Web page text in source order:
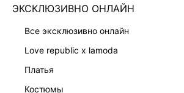
ЭКСКЛЮЗИВНО ОНЛАЙН
все эксклюзивно онлайн
love republic x lamoda
платья
костюмы
в AppStore
КАТАЛОГ
КОМПАНИЯ